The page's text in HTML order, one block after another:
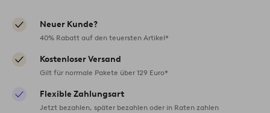
Neuer Kunde?
40% Rabatt auf den teuersten Artikel*
Kostenloser Versand
Gilt für normale Pakete über 129 Euro*
Flexible Zahlungsart
Jetzt bezahlen, später bezahlen oder in Raten zahlen